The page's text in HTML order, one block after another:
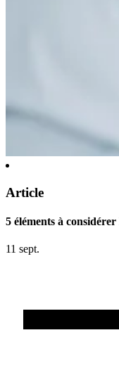
Article
5 éléments à
11 sept.